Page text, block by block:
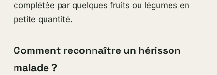
complétée par quelques fruits ou légumes en
petite quantité.
Comment reconnaître un hérisson
malade ?